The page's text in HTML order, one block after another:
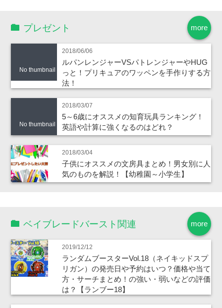
more
プレゼント
No thumbnail
2018/06/06
ルパンレンジャーVSパトレンジャーやHUG
っと！プリキュアのワッペンを手作りする方
法！
No thumbnail
2018/03/07
5～6歳にオススメの知育玩具ランキング！
英語や計算に強くなるのはどれ？
2018/03/04
子供にオススメの文房具まとめ！男女別に人
気のものを解説！【幼稚園～小学生】
more
ベイブレードバースト関連
2019/12/12
ランダムブースターVol.18（ネイキッドスプ
リガン）の発売日や予約はいつ？価格や当て
方・サーチまとめ！の強い・弱いなどの評価
は？【ランブー18】